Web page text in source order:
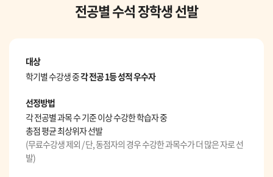
전공별 수석 장학생 선발
대상
학기별 수강생 중각 전공 1등 성적 우수자
선정방법
각 전공별 과목 수 기준 이상 수강한 학습자 중
총점 평균 최상위자 선발
(무료수강생 제외 / 단, 동점자의 경우 수강한 과목수가 더 많은 자로 선
발)